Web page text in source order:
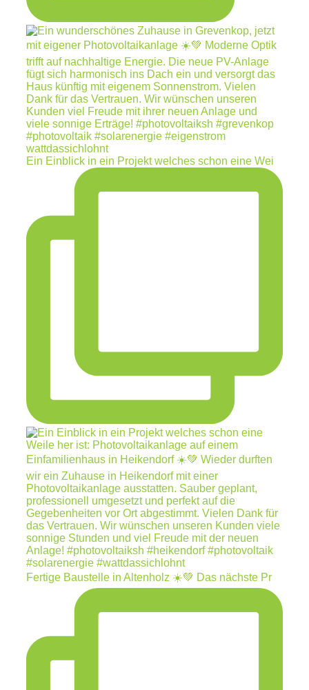
Ein Einblick in ein Projekt welches schon eine Wei
Fertige Baustelle in Altenholz ☀️💚 Das nächste Pr